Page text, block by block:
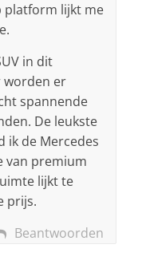
platform lijkt me
in dit
worden er
spannende
De leukste
ik de Mercedes
van premium
lijkt te
prijs.
Beantwoorden